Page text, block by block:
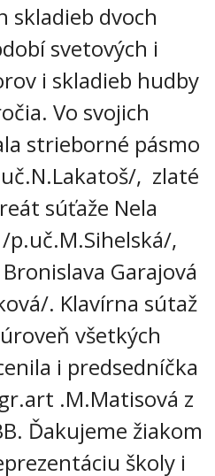
Poltár
predpisov
skladieb dvoch
svetových i
i skladieb hudby
Vo svojich
strieborné pásmo
, zlaté
súťaže Nela
p.uč.M.Sihelská/,
Garajová
. Klavírna sútaž
všetkých
i predsedníčka
.M.Matisová z
Ďakujeme žiakom
školy i